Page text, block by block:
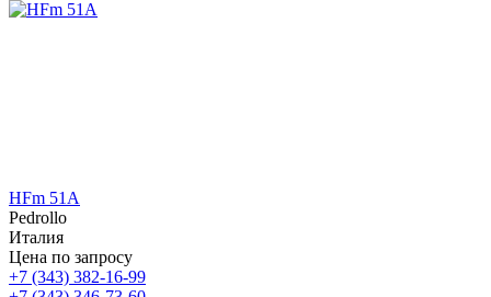
HFm 51A
Pedrollo
Италия
Цена по запросу
+7 (343) 382-16-99